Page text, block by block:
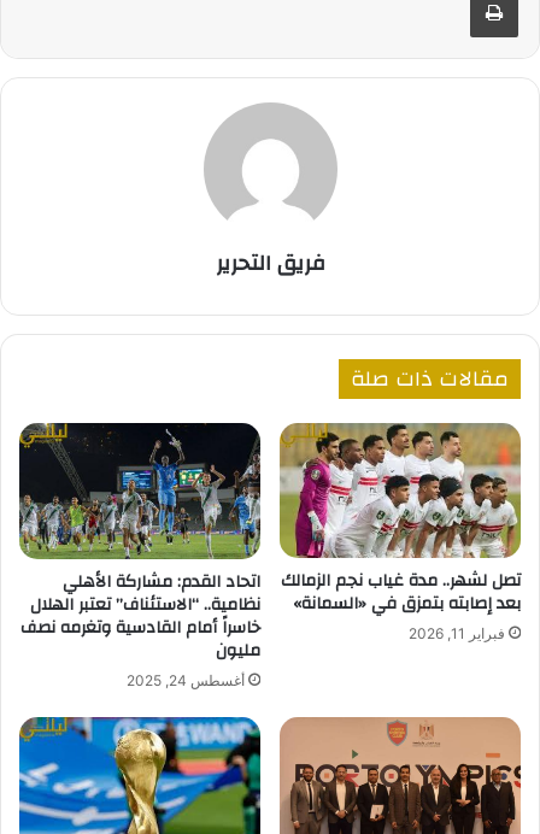
فريق التحرير
مقالات ذات صلة
تصل لشهر.. مدة غياب نجم الزمالك
بعد إصابته بتمزق في «السمانة»
فبراير 11, 2026
اتحاد القدم: مشاركة الأهلي
نظامية.. “الاستئناف” تعتبر الهلال
خاسراً أمام القادسية وتغرمه نصف
مليون
أغسطس 24, 2025